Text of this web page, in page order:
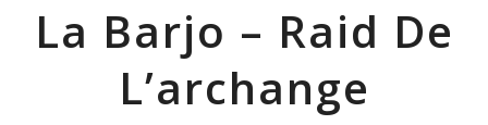
La Barjo – Raid De
L’archange